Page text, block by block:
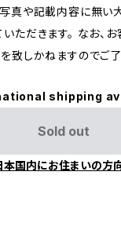
真や記載内容に無い
ただきます。 なお、
致しかねますのでご了
shipping
Sold out
本国内にお住まいの方